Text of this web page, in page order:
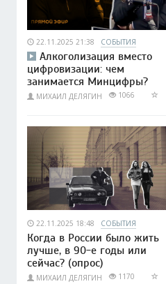
22.11.2025 21:38 СОБЫТИЯ
Алкоголизация вместо
цифровизации: чем
занимается Минцифры?
МИХАИЛ ДЕЛЯГИН 1066
22.11.2025 18:48 СОБЫТИЯ
Когда в России было жить
лучше, в 90-е годы или
сейчас? (опрос)
МИХАИЛ ДЕЛЯГИН 1170